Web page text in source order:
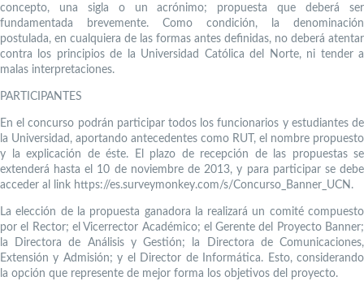
concepto, una sigla o un acrónimo; propuesta que deberá ser
fundamentada brevemente. Como condición, la denominación
postulada, en cualquiera de las formas antes definidas, no deberá atentar
contra los principios de la Universidad Católica del Norte, ni tender a
malas interpretaciones.
PARTICIPANTES
En el concurso podrán participar todos los funcionarios y estudiantes de
la Universidad, aportando antecedentes como RUT, el nombre propuesto
y la explicación de éste. El plazo de recepción de las propuestas se
extenderá hasta el 10 de noviembre de 2013, y para participar se debe
acceder al link https://es.surveymonkey.com/s/Concurso_Banner_UCN.
La elección de la propuesta ganadora la realizará un comité compuesto
por el Rector; el Vicerrector Académico; el Gerente del Proyecto Banner;
la Directora de Análisis y Gestión; la Directora de Comunicaciones,
Extensión y Admisión; y el Director de Informática. Esto, considerando
la opción que represente de mejor forma los objetivos del proyecto.